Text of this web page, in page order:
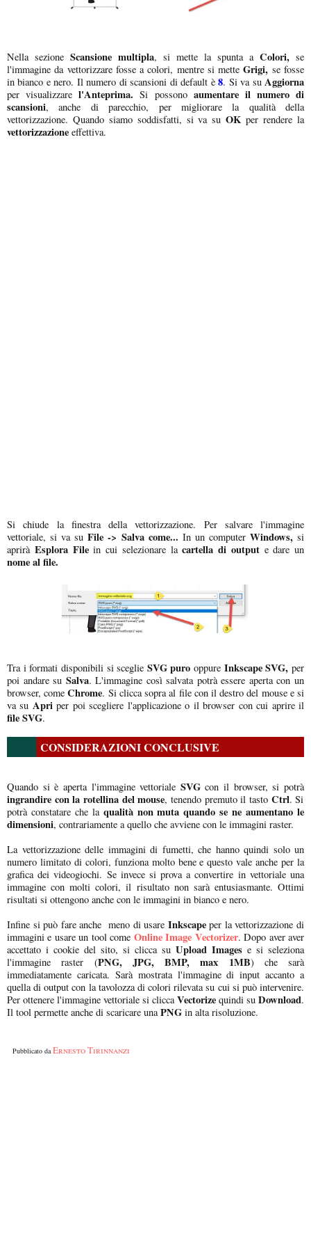
Nella sezione Scansione multipla, si mette la spunta a Colori, se
l'immagine da vettorizzare fosse a colori, mentre si mette Grigi, se fosse
in bianco e nero. Il numero di scansioni di default è8. Si va suAggiorna
per visualizzarel'Anteprima. Si possono aumentare il numero di
scansioni, anche di parecchio, per migliorare la qualità della
vettorizzazione. Quando siamo soddisfatti, si va suOKper rendere la
vettorizzazione effettiva.
Si chiude la finestra della vettorizzazione. Per salvare l'immagine
vettoriale, si va suFile -> Salva come... In un computer Windows, si
aprirà Esplora Filein cui selezionare lacartella di outpute dare un
nome al file.
Tra i formati disponibili si sceglie SVG puro oppure Inkscape SVG, per
poi andare su Salva. L'immagine così salvata potrà essere aperta con un
browser, comeChrome. Si clicca sopra al file con il destro del mouse e si
va su Apri per poi scegliere l'applicazione o il browser con cui aprire il
file SVG.
CONSIDERAZIONI CONCLUSIVE
Quando si è aperta l'immagine vettoriale SVGcon il browser, si potrà
ingrandire con la rotellina del mouse, tenendo premuto il tasto Ctrl. Si
potrà constatare che la qualità non muta quando se ne aumentano le
dimensioni, contrariamente a quello che avviene con le immagini raster.
La vettorizzazione delle immagini di fumetti, che hanno quindi solo un
numero limitato di colori, funziona molto bene e questo vale anche per la
grafica dei videogiochi. Se invece si prova a convertire in vettoriale una
immagine con molti colori, il risultato non sarà entusiasmante. Ottimi
risultati si ottengono anche con le immagini in bianco e nero.
Infine si può fare anche meno di usare Inkscapeper la vettorizzazione di
immagini e usare un tool come Online Image Vectorizer. Dopo aver aver
accettato i cookie del sito, si clicca su Upload Images e si seleziona
l'immagine raster (PNG, JPG, BMP, max 1MB) che sarà
immediatamente caricata. Sarà mostrata l'immagine di input accanto a
quella di output con la tavolozza di colori rilevata su cui si può intervenire.
Per ottenere l'immagine vettoriale si cliccaVectorize quindi su Download.
Il tool permette anche di scaricare unaPNG in alta risoluzione.
Pubblicato da Ernesto Tirinnanzi